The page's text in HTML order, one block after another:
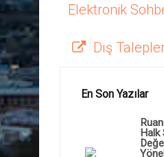
Elektronik
Dış
En Son Yazılar
Halk